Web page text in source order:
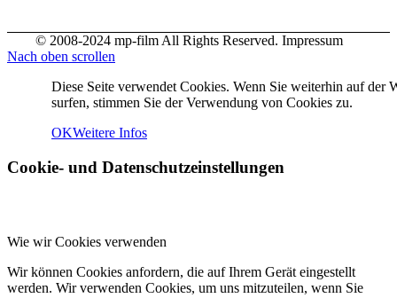
© 2008-2024 mp-film All Rights Reserved. Impressum
Nach oben scrollen
Diese Seite verwendet Cookies. Wenn Sie weiterhin auf der
surfen, stimmen Sie der Verwendung von Cookies zu.
OKWeitere Infos
Cookie- und Datenschutzeinstellungen
Wie wir Cookies verwenden
Wir können Cookies anfordern, die auf Ihrem Gerät eingestellt
werden. Wir verwenden Cookies, um uns mitzuteilen, wenn Sie